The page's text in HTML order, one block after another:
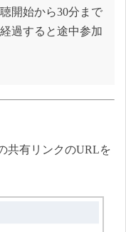
開始から30分まで
過すると途中参加
共有リンクのURLを